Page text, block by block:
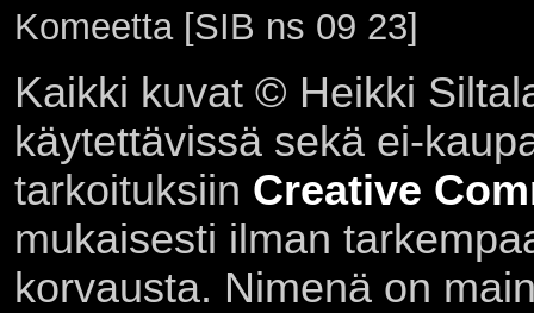
Komeetta [SIB ns 09 23]
Kaikki kuvat © Heikki
käytettävissä sekä ei-
tarkoituksiin Creative
mukaisesti ilman
korvausta. Nimenä on